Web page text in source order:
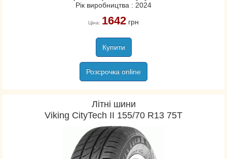
Рік виробництва : 2024
Ціна: 1642грн
Купити
Розсрочка online
Літні шини
Viking CityTech II 155/70 R13 75T